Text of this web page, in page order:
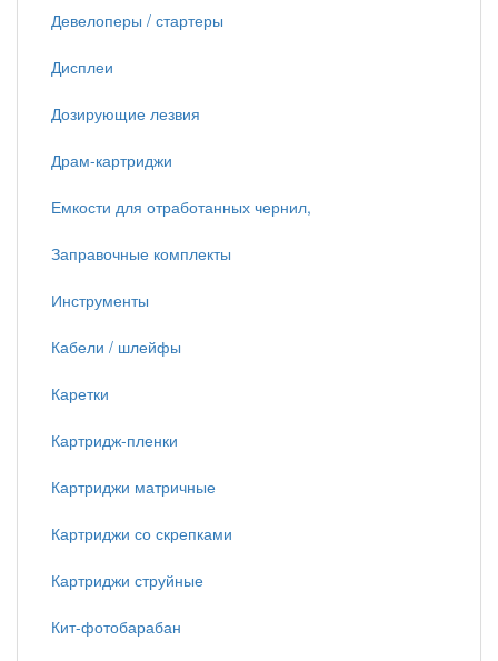
Девелоперы / стартеры
Дисплеи
Дозирующие лезвия
Драм-картриджи
Емкости для отработанных чернил,
Заправочные комплекты
Инструменты
Кабели / шлейфы
Каретки
Картридж-пленки
Картриджи матричные
Картриджи со скрепками
Картриджи струйные
Кит-фотобарабан